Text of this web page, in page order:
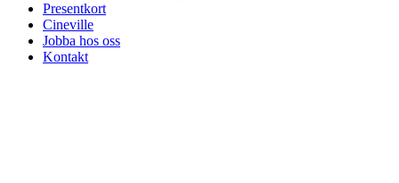
Presentkort
Cineville
Jobba hos oss
Kontakt